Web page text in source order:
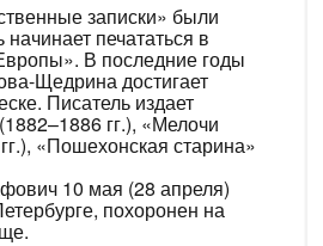
записки» были
печататься в
В последние годы
Щедрина достигает
Писатель издает
гг.), «Мелочи
«Пошехонская старина»
10 мая (28 апреля)
похоронен на